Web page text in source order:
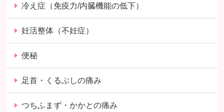
冷え症（免疫力/内臓機能の低下）
妊活整体（不妊症）
便秘
足首・くるぶしの痛み
つちふまず・かかとの痛み